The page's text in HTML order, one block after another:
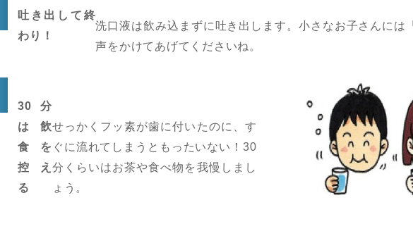
吐き出して終
わり！
洗口液は飲み込まずに吐き出します。小さなお子さんには
声をかけてあげてくださいね。
30分
は飲
食を
控え
る
せっかくフッ素が歯に付いたのに、す
ぐに流れてしまうともったいない！30
分くらいはお茶や食べ物を我慢しまし
ょう。